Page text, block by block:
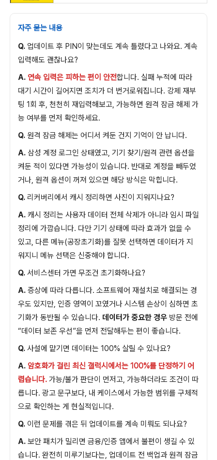
자주 묻는 내용
Q. 업데이트 후 PIN이 맞는데도 계속 틀렸다고 나와요. 계속
입력해도 괜찮나요?
A. 연속 입력은 피하는 편이 안전합니다. 실패 누적에 따라
대기 시간이 길어지면 조치가 더 번거로워집니다. 강제 재부
팅 1회 후, 천천히 재입력해보고, 가능하면 원격 잠금 해제 가
능 여부를 먼저 확인하세요.
Q. 원격 잠금 해제는 어디서 켜둔 건지 기억이 안 납니다.
A. 삼성 계정 로그인 상태였고, 기기 찾기/원격 관련 옵션을
켜둔 적이 있다면 가능성이 있습니다. 반대로 계정을 빼두었
거나, 원격 옵션이 꺼져 있으면 해당 방식은 막힙니다.
Q. 리커버리에서 캐시 정리하면 사진이 지워지나요?
A. 캐시 정리는 사용자 데이터 전체 삭제가 아니라 임시 파일
정리에 가깝습니다. 다만 기기 상태에 따라 효과가 없을 수
있고, 다른 메뉴(공장초기화)를 잘못 선택하면 데이터가 지
워지니 메뉴 선택은 신중해야 합니다.
Q. 서비스센터 가면 무조건 초기화하나요?
A. 증상에 따라 다릅니다. 소프트웨어 재설치로 해결되는 경
우도 있지만, 인증 영역이 꼬였거나 시스템 손상이 심하면 초
기화가 동반될 수 있습니다. 데이터가 중요한 경우 방문 전에
“데이터 보존 우선”을 먼저 전달해두는 편이 좋습니다.
Q. 사설에 맡기면 데이터는 100% 살릴 수 있나요?
A. 암호화가 걸린 최신 갤럭시에서는 100%를 단정하기 어
렵습니다. 가능/불가 판단이 먼저고, 가능하더라도 조건이 따
릅니다. 광고 문구보다, 내 케이스에서 가능한 범위를 구체적
으로 확인하는 게 현실적입니다.
Q. 이런 문제를 겪은 뒤 업데이트를 계속 미뤄도 되나요?
A. 보안 패치가 밀리면 금융/인증 앱에서 불편이 생길 수 있
습니다. 완전히 미루기보다는, 업데이트 전 백업과 원격 잠금